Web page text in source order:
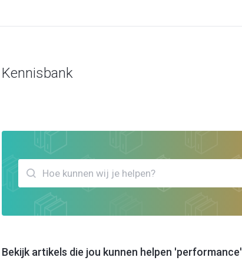
Kennisbank
Bekijk artikels die jou kunnen helpen 'performance'